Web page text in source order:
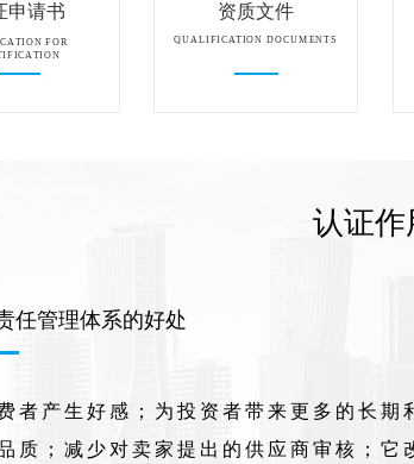
申请书
FOR
资质文件
QUALIFICATION DOCUMENTS
认证作
任管理体系的好处
者产生好感；为投资者带来更多的长期
质；减少对卖家提出的供应商审核；它